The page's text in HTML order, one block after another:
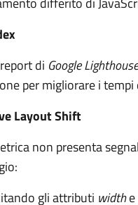
di Google Lighthouse
per migliorare i
Layout Shift
non presenta
gli attributi widthe